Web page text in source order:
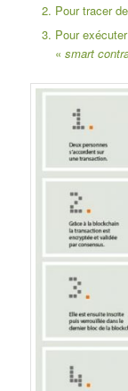
Pour tracer
Pour
« smart